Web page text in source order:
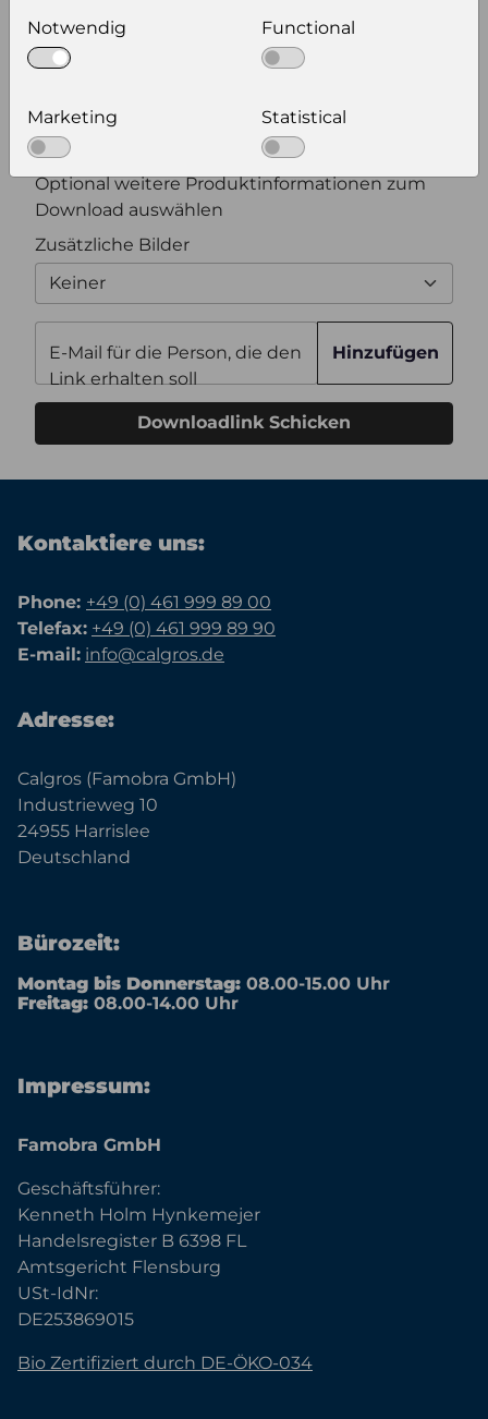
wählen Sie eine Auflösung für Ihr Bild aus
Bildauflösung
Zusätzliche Produktinformationen
Optional weitere Produktinformationen zum
Download auswählen
Zusätzliche Bilder
Keiner
E-Mail für die Person, die den
Link erhalten soll
Hinzufügen
Downloadlink Schicken
Kontaktiere uns:
Phone: +49 (0) 461 999 89 00
Telefax: +49 (0) 461 999 89 90
E-mail: info@calgros.de
Adresse:
Calgros (Famobra GmbH)
Industrieweg 10
24955 Harrislee
Deutschland
Bürozeit:
Montag bis Donnerstag: 08.00-15.00 Uhr
Freitag: 08.00-14.00 Uhr
Impressum:
Famobra GmbH
Geschäftsführer:
Kenneth Holm Hynkemejer
Handelsregister B 6398 FL
Amtsgericht Flensburg
USt-IdNr:
DE253869015
Bio Zertifiziert durch DE-ÖKO-034
Notwendig Functional
Marketing Statistical